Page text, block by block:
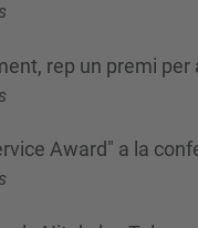
rep un premi
Award" a la